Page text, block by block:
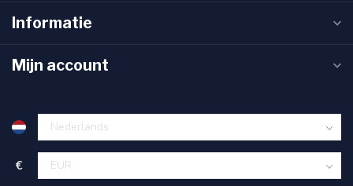
Informatie
Mijn account
€